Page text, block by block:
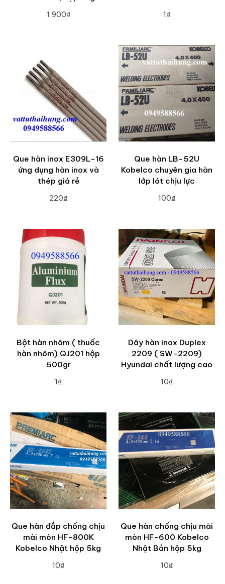
1,900₫ 1₫
Que hàn inox E309L-16
ứng dụng hàn inox và
thép giá rẻ
220₫
Que hàn LB-52U
Kobelco chuyên gia hàn
lớp lót chịu lực
100₫
Bột hàn nhôm ( thuốc
hàn nhôm) QJ201 hộp
500gr
1₫
Dây hàn inox Duplex
2209 ( SW-2209)
Hyundai chất lượng cao
10₫
Que hàn đắp chống chịu
mài mòn HF-800K
Kobelco Nhật hộp 5kg
10₫
Que hàn chống chịu mài
mòn HF-600 Kobelco
Nhật Bản hộp 5kg
10₫